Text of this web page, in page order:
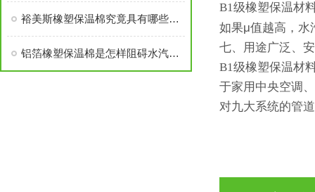
裕美斯橡塑保温棉究竟具有哪些优势，你知道吗？
铝箔橡塑保温棉是怎样阻碍水汽渗入的？
B1级橡塑保温材
如果μ值越高，水
七、用途广泛、
B1级橡塑保温材
于家用中央空调
对九大系统的管